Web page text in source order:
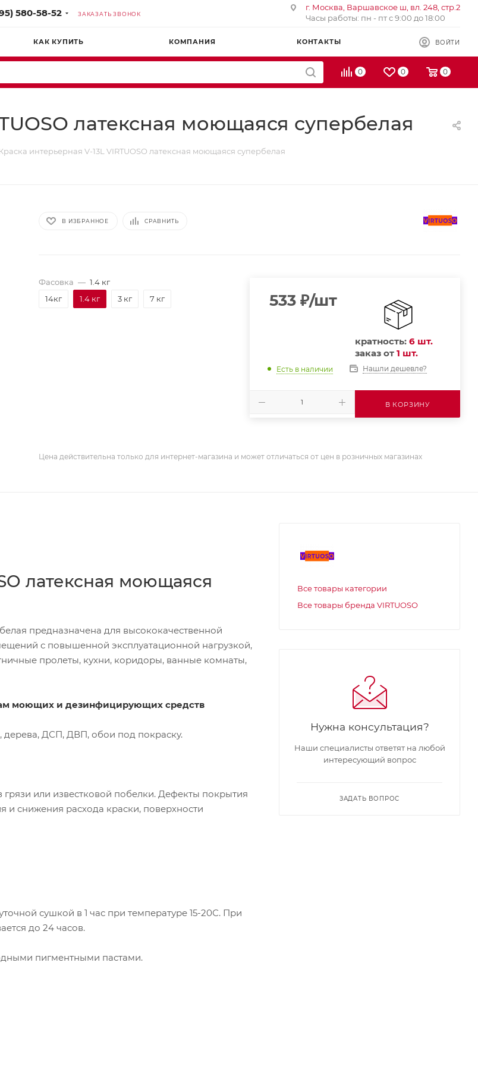
580-58-52 ЗАКАЗАТЬ ЗВОНОК
г. Москва, Варшавское ш, вл. 248, стр.2
Часы работы: пн - пт с 9:00 до 18:00
КАК КУПИТЬ КОМПАНИЯ КОНТАКТЫ ВОЙТИ
0 0 0
латексная моющаяся супербелая
интерьерная V-13L VIRTUOSO латексная моющаяся супербелая
В ИЗБРАННОЕ СРАВНИТЬ
Фасовка — 1.4 кг
14кг
1.4 кг 3 кг 7 кг 533₽/шт
кратность: 6 шт.
заказ от 1 шт.
Есть в наличии Нашли дешевле?
В КОРЗИНУ
Цена действительна только для интернет-магазина и может отличаться от цен в розничных магазинах
латексная моющаяся
предназначена для высококачественной
с повышенной эксплуатационной нагрузкой,
пролеты, кухни, коридоры, ванные комнаты,
моющих и дезинфицирующих средств
дерева, ДСП, ДВП, обои под покраску.
или известковой побелки. Дефекты покрытия
и снижения расхода краски, поверхности
сушкой в 1 час при температуре 15-20С. При
до 24 часов.
пигментными пастами.
Все товары категории
Все товары бренда VIRTUOSO
Нужна консультация?
Наши специалисты ответят на любой
интересующий вопрос
ЗАДАТЬ ВОПРОС